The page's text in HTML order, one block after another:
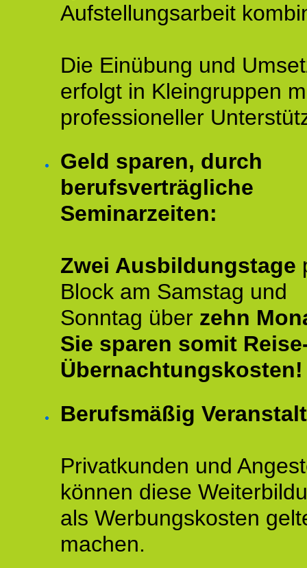
Aufstellungsarbeit
Die Einübung und
erfolgt in Kleingruppen
professioneller
Geld sparen, durch
berufsverträgliche
Seminarzeiten:
Zwei Ausbildungstage
Block am Samstag und
Sonntag über zehn
Sie sparen somit
Übernachtungskosten!
Berufsmäßig
Privatkunden und
können diese
als Werbungskosten
machen.